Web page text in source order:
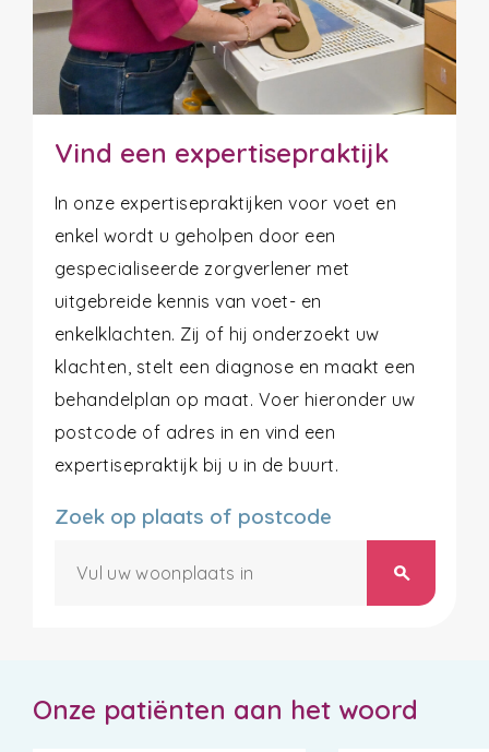
Vind een expertisepraktijk
In onze expertisepraktijken voor voet en
enkel wordt u geholpen door een
gespecialiseerde zorgverlener met
uitgebreide kennis van voet- en
enkelklachten. Zij of hij onderzoekt uw
klachten, stelt een diagnose en maakt een
behandelplan op maat. Voer hieronder uw
postcode of adres in en vind een
expertisepraktijk bij u in de buurt.
Zoek op plaats of postcode
search
Onze patiënten aan het woord